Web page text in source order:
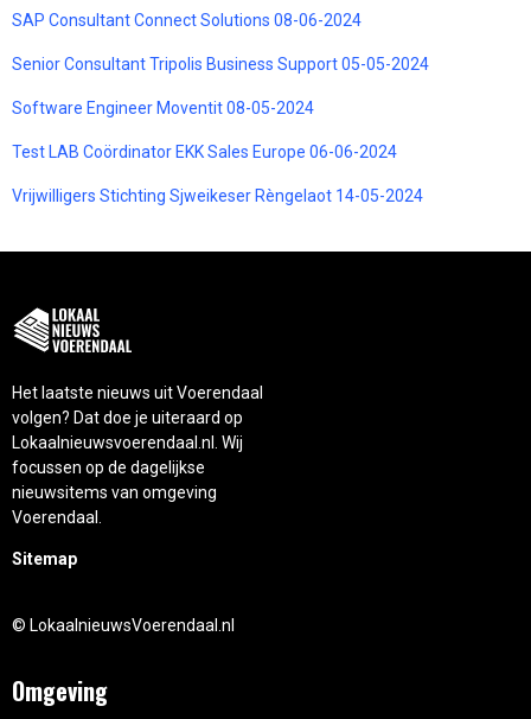
SAP Consultant Connect Solutions 08-06-2024
Senior Consultant Tripolis Business Support 05-05-2024
Software Engineer Moventit 08-05-2024
Test LAB Coördinator EKK Sales Europe 06-06-2024
Vrijwilligers Stichting Sjweikeser Rèngelaot 14-05-2024
Het laatste nieuws uit Voerendaal
volgen? Dat doe je uiteraard op
Lokaalnieuwsvoerendaal.nl. Wij
focussen op de dagelijkse
nieuwsitems van omgeving
Voerendaal.
Sitemap
© LokaalnieuwsVoerendaal.nl
Omgeving